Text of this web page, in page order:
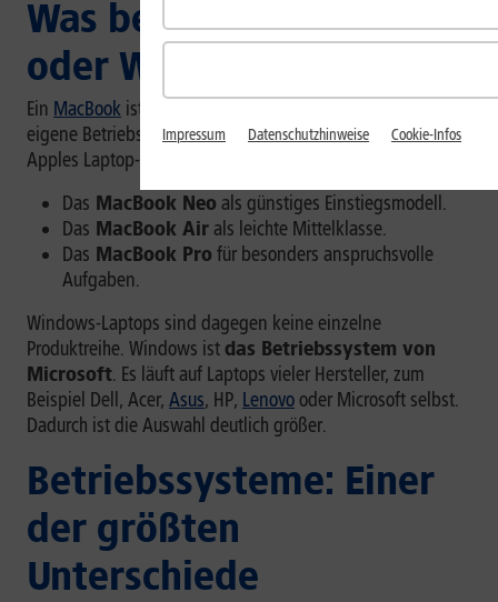
Was bedeutet MacBook
oder Windows?
Ein MacBook ist ein Laptop von Apple, auf dem das Apple-
eigene Betriebssystem macOS läuft. Seit 2026 besteht
Apples Laptop-Angebot aus drei Linien:
Das MacBook Neo als günstiges Einstiegsmodell.
Das MacBook Airals leichte Mittelklasse.
Das MacBook Pro für besonders anspruchsvolle
Aufgaben.
Windows-Laptops sind dagegen keine einzelne
Produktreihe. Windows istdas Betriebssystem von
Microsoft. Es läuft auf Laptops vieler Hersteller, zum
Beispiel Dell, Acer, Asus, HP, Lenovooder Microsoft selbst.
Dadurch ist die Auswahl deutlich größer.
Betriebssysteme: Einer
der größten
Unterschiede
Impressum Datenschutzhinweise Cookie-Infos